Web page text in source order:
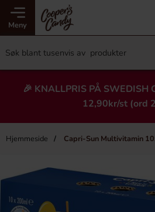
Meny
🎉 KNALLPRIS PÅ SWEDISH
12,90kr/st (ord
Hjemmeside Capri-Sun Multivitamin